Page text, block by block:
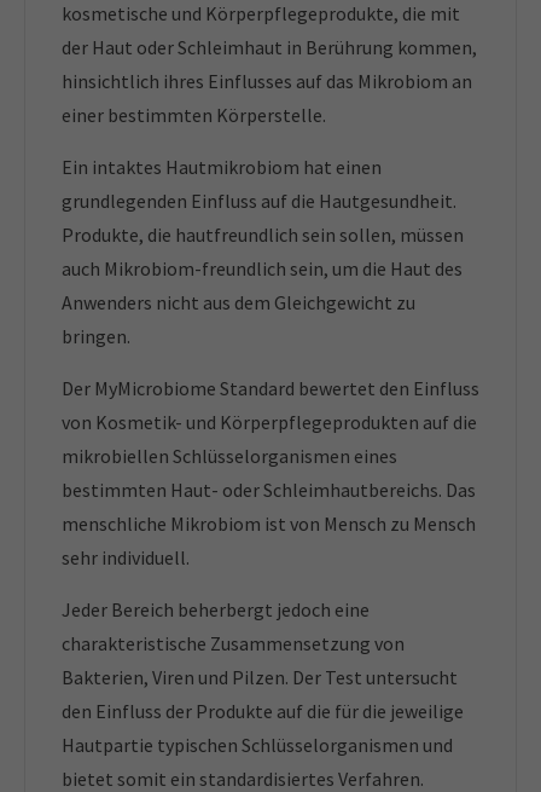
kosmetische und Körperpflegeprodukte, die mit
der Haut oder Schleimhaut in Berührung kommen,
hinsichtlich ihres Einflusses auf das Mikrobiom an
einer bestimmten Körperstelle.
Ein intaktes Hautmikrobiom hat einen
grundlegenden Einfluss auf die Hautgesundheit.
Produkte, die hautfreundlich sein sollen, müssen
auch Mikrobiom-freundlich sein, um die Haut des
Anwenders nicht aus dem Gleichgewicht zu
bringen.
Der MyMicrobiome Standard bewertet den Einfluss
von Kosmetik- und Körperpflegeprodukten auf die
mikrobiellen Schlüsselorganismen eines
bestimmten Haut- oder Schleimhautbereichs. Das
menschliche Mikrobiom ist von Mensch zu Mensch
sehr individuell.
Jeder Bereich beherbergt jedoch eine
charakteristische Zusammensetzung von
Bakterien, Viren und Pilzen. Der Test untersucht
den Einfluss der Produkte auf die für die jeweilige
Hautpartie typischen Schlüsselorganismen und
bietet somit ein standardisiertes Verfahren.